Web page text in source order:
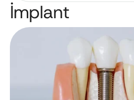
İmplant